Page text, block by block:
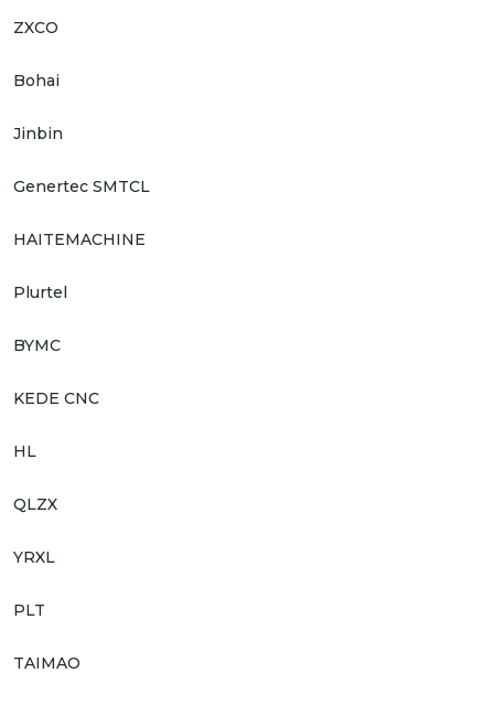
ZXCO
Bohai
Jinbin
Genertec SMTCL
HAITEMACHINE
Plurtel
BYMC
KEDE CNC
HL
QLZX
YRXL
PLT
TAIMAO